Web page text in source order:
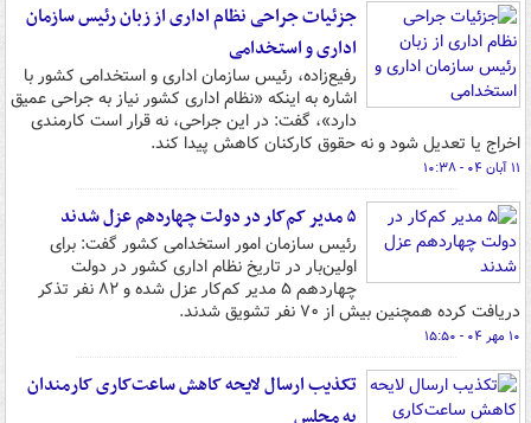
جزئیات جراحی نظام اداری از زبان رئیس سازمان
اداری و استخدامی
رفیع‌زاده، رئیس سازمان اداری و استخدامی کشور با
اشاره به اینکه «نظام اداری کشور نیاز به جراحی عمیق
دارد»، گفت: در این جراحی، نه قرار است کارمندی
اخراج یا تعدیل شود و نه حقوق کارکنان کاهش پیدا کند.
۱۱ آبان ۰۴ - ۱۰:۳۸
۵ مدیر کم‌کار در دولت چهاردهم عزل شدند
رئیس سازمان امور استخدامی کشور گفت: برای
اولین‌بار در تاریخ نظام اداری کشور در دولت
چهاردهم ۵ مدیر کم‌کار عزل شده و ۸۲ نفر تذکر
دریافت کرده همچنین بیش از ۷۰ نفر تشویق شدند.
۱۰ مهر ۰۴ - ۱۵:۵۰
تکذیب ارسال لایحه کاهش ساعت‌کاری کارمندان